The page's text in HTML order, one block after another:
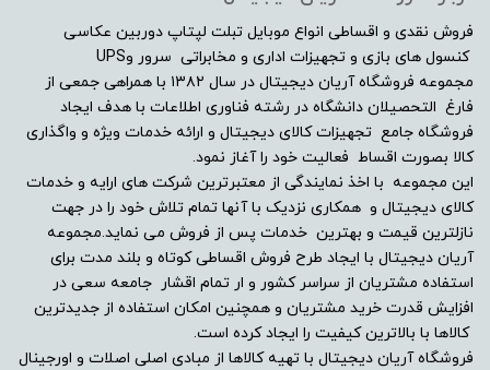
اندازه صفحه نمایش
"17.3
نوع صفحه نمایش
2K (2560×1440)
دقت صفحه نمایش
-
فروش نقدی و اقساطی انواع موبایل تبلت لپتاپ دوربین عکاسی
کنسول های بازی و تجهیزات اداری و مخابراتی سرور وUPS
مجموعه فروشگاه آریان دیجیتال در سال ۱۳۸۲ با همراهی جمعی از
فارغ التحصیلان دانشگاه در رشته فناوری اطلاعات با هدف ایجاد
فروشگاه جامع تجهیزات کالای دیجیتال و ارائه خدمات ویژه و واگذاری
کالا بصورت اقساط فعالیت خود را آغاز نمود.
این مجموعه با اخذ نمایندگی از معتبرترین شرکت های ارایه و خدمات
کالای دیجیتال و همکاری نزدیک با آنها تمام تلاش خود را در جهت
نازلترین قیمت و بهترین خدمات پس از فروش می نماید.مجموعه
آریان دیجیتال با ایجاد طرح فروش اقساطی کوتاه و بلند مدت برای
استفاده مشتریان از سراسر کشور و ار تمام اقشار جامعه سعی در
افزایش قدرت خرید مشتریان و همچنین امکان استفاده از جدیدترین
کالاها با بالاترین کیفیت را ایجاد کرده است.
فروشگاه آریان دیجیتال با تهیه کالاها از مبادی اصلی اصلات و اورجینال